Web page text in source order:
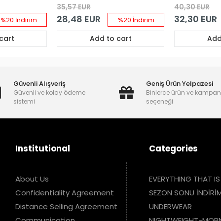
%20 İndirim %20 İndirim
Takım & Gecelik
Takım Kombin
35,57 EUR
28,48 EUR
Add to cart
Sütyen
Bodysuit &
Yumuşak
Gecelik
40,30 EUR
32,30 EUR
Güvenli Alışveriş
Güvenli ve kolay ödeme
sistemi
Geniş Ürün Yelpazesi
Binlerce ürün ve
seçeneği
Institutional
About Us
Confidentiality Agreement
Distance Selling Agreement
Categories
EVERYTHING THAT
SEZON SONU
UNDERWEAR